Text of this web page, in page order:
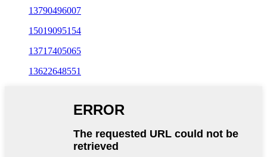
13790496007
15019095154
13717405065
13622648551